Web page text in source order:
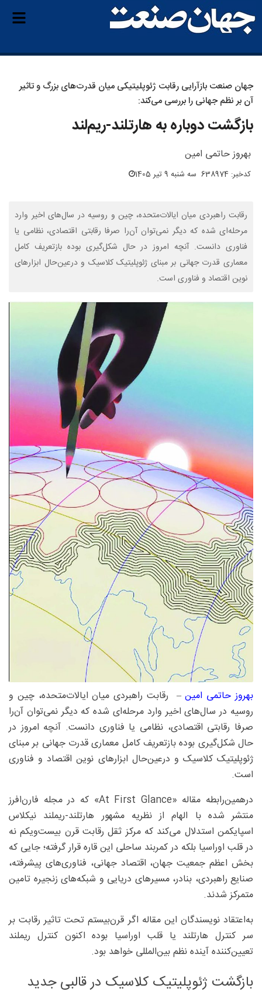
جهان‌ صنعت بازآرایی رقابت ژئوپلیتیکی میان قدرت‌های بزرگ و تاثیر
آن بر نظم جهانی را بررسی می‌کند:
بازگشت دوباره به‌ هارتلند-ریم‌لند
بهروز حاتمی امین
کدخبر: 638974 سه شنبه 9 تیر 1405
رقابت راهبردی میان ایالات‌متحده، چین و روسیه در سال‌های اخیر وارد
مرحله‌ای شده که دیگر نمی‌توان آن‌را صرفا رقابتی اقتصادی، نظامی یا
فناوری دانست. آنچه امروز در حال شکل‌گیری بوده بازتعریف کامل
معماری قدرت جهانی بر مبنای ژئوپلیتیک کلاسیک و درعین‌حال ابزارهای
نوین اقتصاد و فناوری است.
بهروز حاتمی امین– رقابت راهبردی میان ایالات‌متحده، چین و
روسیه در سال‌های اخیر وارد مرحله‌ای شده که دیگر نمی‌توان آن‌را
صرفا رقابتی اقتصادی، نظامی یا فناوری دانست. آنچه امروز در
حال شکل‌گیری بوده بازتعریف کامل معماری قدرت جهانی بر مبنای
ژئوپلیتیک کلاسیک و درعین‌حال ابزارهای نوین اقتصاد و فناوری
است.
درهمین‌رابطه مقاله‌ «At First Glance» که در مجله فارن‌افرز
منتشر شده با الهام از نظریه مشهور هارتلند-ریملند نیکلاس
اسپایکمن استدلال می‌کند که مرکز ثقل رقابت قرن بیست‌ویکم نه
در قلب اوراسیا بلکه در کمربند ساحلی این قاره قرار گرفته؛ جایی که
بخش اعظم جمعیت جهان، اقتصاد جهانی، فناوری‌های پیشرفته،
صنایع راهبردی، بنادر، مسیرهای دریایی و شبکه‌های زنجیره تامین
متمرکز شدند.
به‌اعتقاد نویسندگان این مقاله اگر قرن‌بیستم تحت تاثیر رقابت بر
سر کنترل هارتلند یا قلب اوراسیا بوده اکنون کنترل ریملند
تعیین‌کننده آینده نظم بین‌المللی خواهد بود.
بازگشت ژئوپلیتیک کلاسیک در قالبی جدید